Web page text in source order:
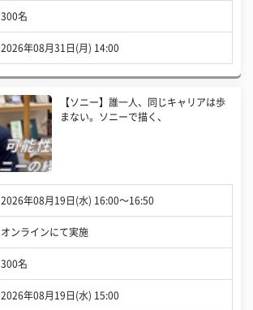
300名
2026年08月31日(月) 14:00
【ソニー】誰一人、同じキャリアは歩
まない。ソニーで描く、
2026年08月19日(水) 16:00〜16:50
オンラインにて実施
300名
2026年08月19日(水) 15:00